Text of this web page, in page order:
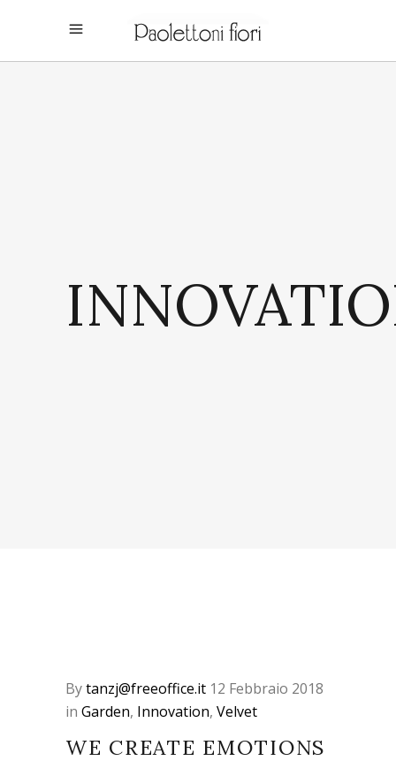
Bytanzj@freeoffice.it 12 Febbraio 2018
in Garden, Innovation, Velvet
WE CREATE EMOTIONS